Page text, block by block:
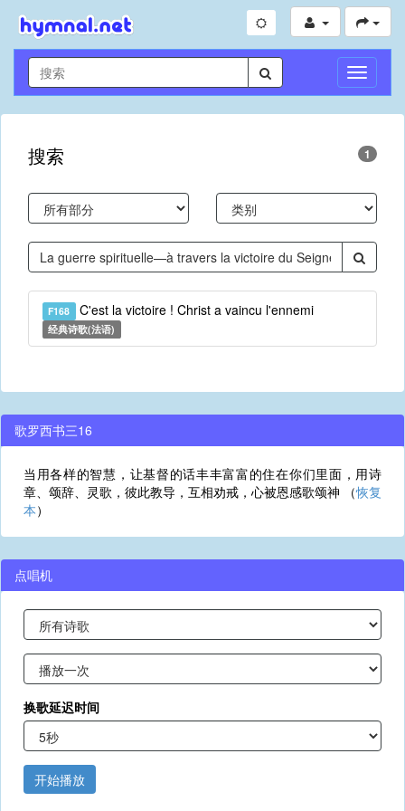
切
换
导
搜索 1
F168 C'est la victoire ! Christ a vaincu l'ennemi
经典诗歌(法语)
歌罗西书三16
当用各样的智慧，让基督的话丰丰富富的住在你们里面，用诗
章、颂辞、灵歌，彼此教导，互相劝戒，心被恩感歌颂神 （恢复
本）
点唱机
换歌延迟时间
开始播放